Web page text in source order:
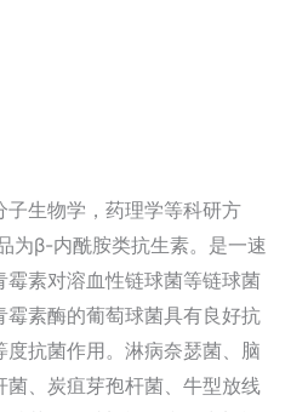
生物学，药理学等科研方
为β-内酰胺类抗生素。是一速
素对溶血性链球菌等链球菌
霉素酶的葡萄球菌具有良好抗
抗菌作用。淋病奈瑟菌、脑
、炭疽芽孢杆菌、牛型放线